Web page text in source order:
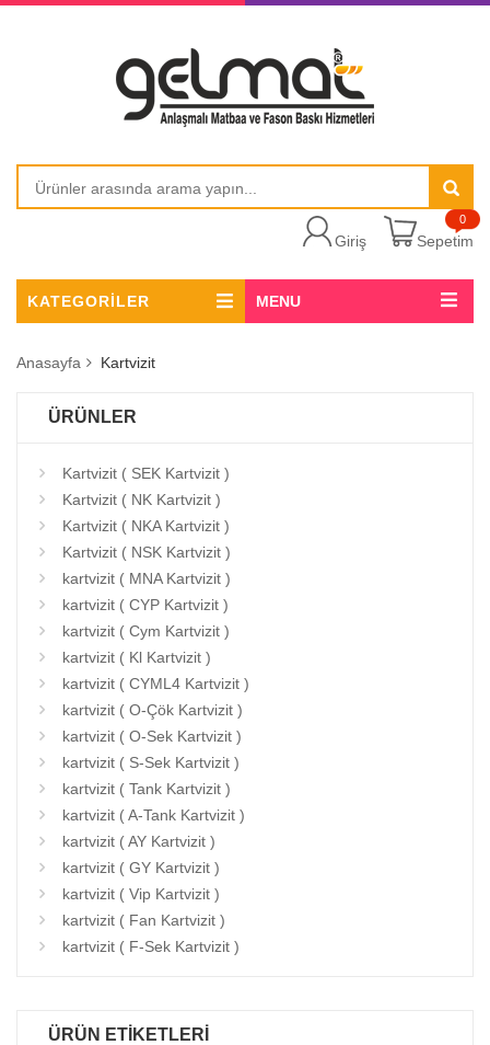
Sepetim
0
Giriş
KATEGORİLER MENU
Anasayfa Kartvizit
ÜRÜNLER
Kartvizit ( SEK Kartvizit )
Kartvizit ( NK Kartvizit )
Kartvizit ( NKA Kartvizit )
Kartvizit ( NSK Kartvizit )
kartvizit ( MNA Kartvizit )
kartvizit ( CYP Kartvizit )
kartvizit ( Cym Kartvizit )
kartvizit ( Kl Kartvizit )
kartvizit ( CYML4 Kartvizit )
kartvizit ( O-Çök Kartvizit )
kartvizit ( O-Sek Kartvizit )
kartvizit ( S-Sek Kartvizit )
kartvizit ( Tank Kartvizit )
kartvizit ( A-Tank Kartvizit )
kartvizit ( AY Kartvizit )
kartvizit ( GY Kartvizit )
kartvizit ( Vip Kartvizit )
kartvizit ( Fan Kartvizit )
kartvizit ( F-Sek Kartvizit )
ÜRÜN ETIKETLERI